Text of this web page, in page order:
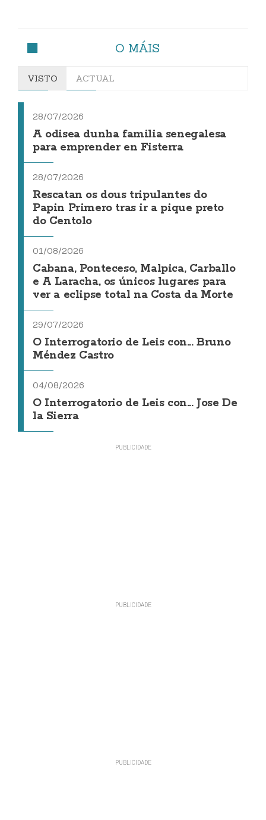
O MÁIS
VISTO ACTUAL
28/07/2026
A odisea dunha familia senegalesa
para emprender en Fisterra
28/07/2026
Rescatan os dous tripulantes do
Papin Primero tras ir a pique preto
do Centolo
01/08/2026
Cabana, Ponteceso, Malpica, Carballo
e A Laracha, os únicos lugares para
ver a eclipse total na Costa da Morte
29/07/2026
O Interrogatorio de Leis con... Bruno
Méndez Castro
04/08/2026
O Interrogatorio de Leis con... Jose De
la Sierra